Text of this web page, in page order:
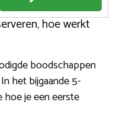
hoe werkt
boodschappen
het bijgaande 5-
je een eerste